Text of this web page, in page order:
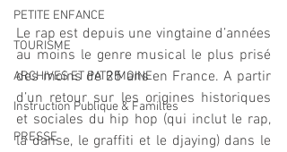
PETITE ENFANCE
TOURISME
ARCHIVES ET PATRIMOINE
Instruction Publique & Familles
PRESSE
Le rap est depuis une vingtaine d’années
au moins le genre musical le plus prisé
des moins de 25 ans en France. A partir
d’un retour sur les origines historiques
et sociales du hip hop (qui inclut le rap,
la danse, le graffiti et le djaying) dans le